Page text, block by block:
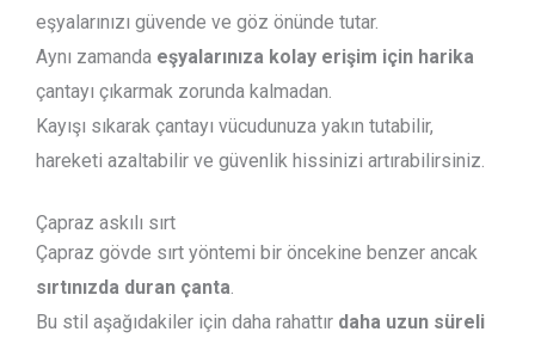
eşyalarınızı güvende ve göz önünde tutar.
Aynı zamanda eşyalarınıza kolay erişim için harika
çantayı çıkarmak zorunda kalmadan.
Kayışı sıkarak çantayı vücudunuza yakın tutabilir,
hareketi azaltabilir ve güvenlik hissinizi artırabilirsiniz.
Çapraz askılı sırt
Çapraz gövde sırt yöntemi bir öncekine benzer ancak
sırtınızda duran çanta.
Bu stil aşağıdakiler için daha rahattır daha uzun süreli